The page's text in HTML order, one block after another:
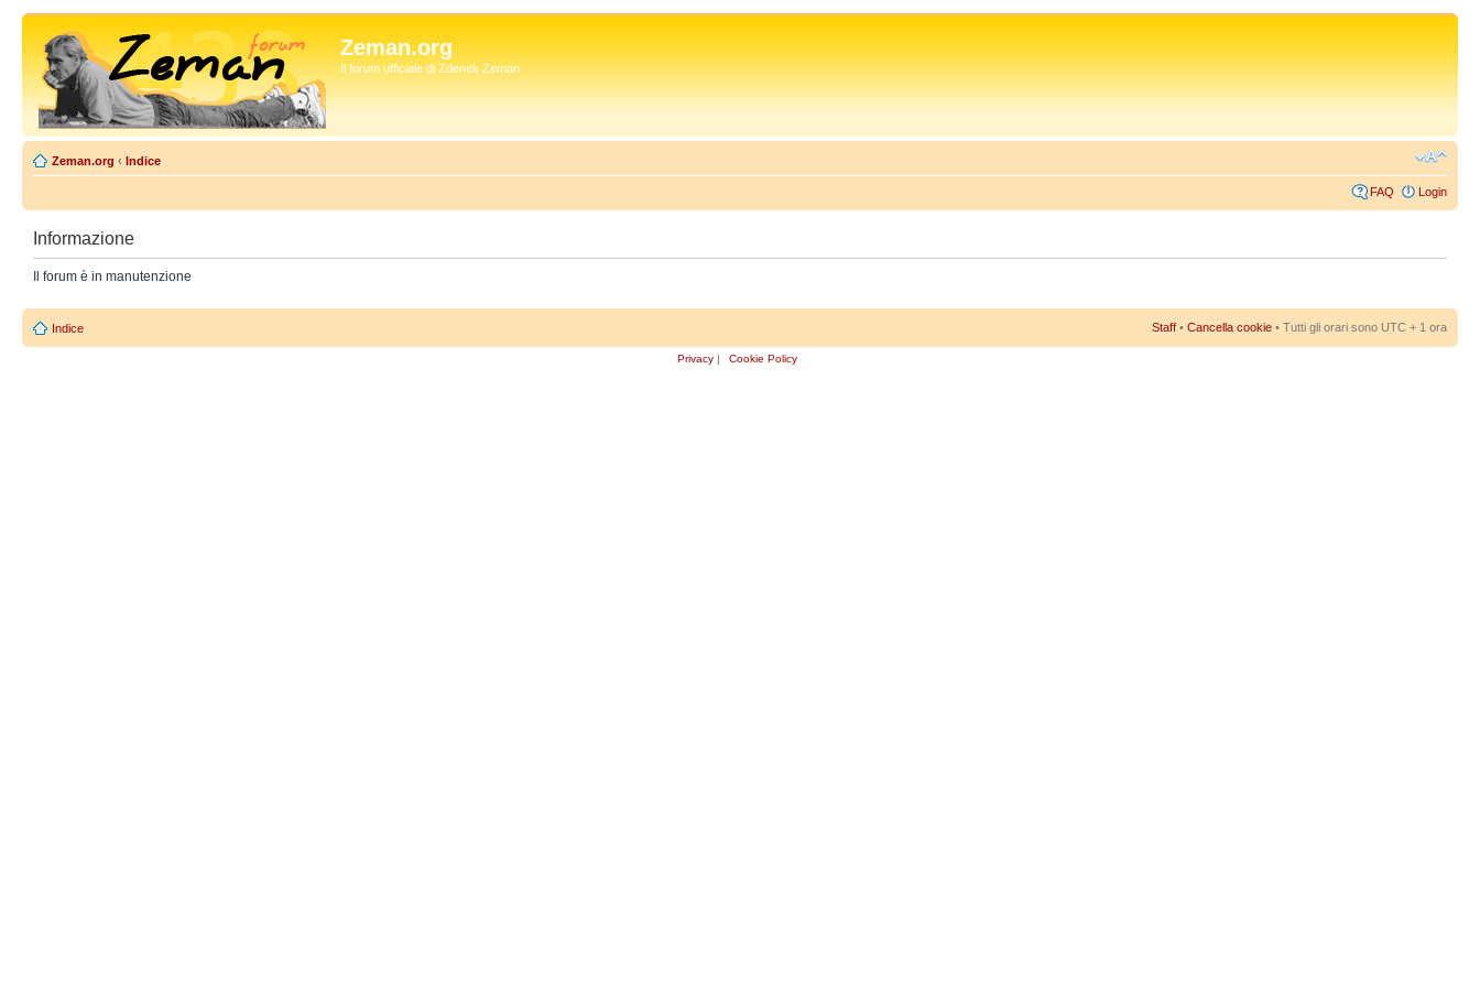
Zeman.org
Il forum ufficiale di Zdenek Zeman
Zeman.org ‹ Indice
FAQ Login
Informazione
Il forum è in manutenzione
Indice Staff • Cancella cookie • Tutti gli orari sono UTC + 1 ora
Privacy | Cookie Policy